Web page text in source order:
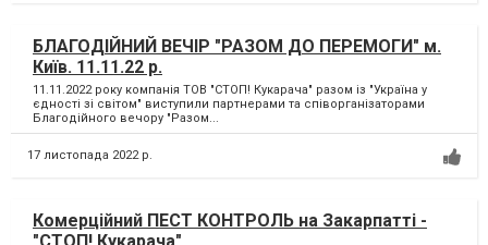
БЛАГОДІЙНИЙ ВЕЧІР "РАЗОМ ДО ПЕРЕМОГИ" м.
Київ. 11.11.22 р.
11.11.2022 року компанія ТОВ "СТОП! Кукарача" разом із "Україна у
єдності зі світом" виступили партнерами та співорганізаторами
Благодійного вечору "Разом...
17 листопада 2022 р.
Комерційний ПЕСТ КОНТРОЛЬ на Закарпатті -